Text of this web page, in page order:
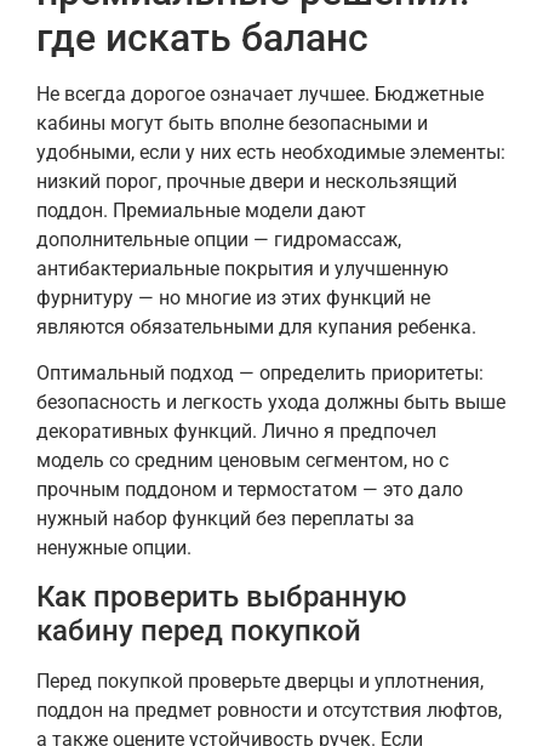
где искать баланс
Не всегда дорогое означает лучшее. Бюджетные
кабины могут быть вполне безопасными и
удобными, если у них есть необходимые элементы:
низкий порог, прочные двери и нескользящий
поддон. Премиальные модели дают
дополнительные опции — гидромассаж,
антибактериальные покрытия и улучшенную
фурнитуру — но многие из этих функций не
являются обязательными для купания ребенка.
Оптимальный подход — определить приоритеты:
безопасность и легкость ухода должны быть выше
декоративных функций. Лично я предпочел
модель со средним ценовым сегментом, но с
прочным поддоном и термостатом — это дало
нужный набор функций без переплаты за
ненужные опции.
Как проверить выбранную
кабину перед покупкой
Перед покупкой проверьте дверцы и уплотнения,
поддон на предмет ровности и отсутствия люфтов,
а также оцените устойчивость ручек. Если